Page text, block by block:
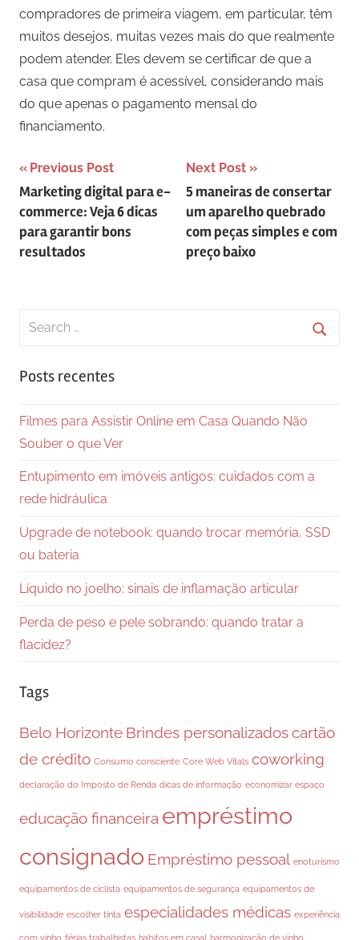
compradores de primeira viagem, em particular, têm
muitos desejos, muitas vezes mais do que realmente
podem atender. Eles devem se certificar de que a
casa que compram é acessível, considerando mais
do que apenas o pagamento mensal do
financiamento.
Navegação
de
Post
Previous Post
Marketing digital para e-
commerce: Veja 6 dicas
para garantir bons
resultados
Next Post
5 maneiras de consertar
um aparelho quebrado
com peças simples e com
preço baixo
Search
Posts recentes
Filmes para Assistir Online em Casa Quando Não
Souber o que Ver
Entupimento em imóveis antigos: cuidados com a
rede hidráulica
Upgrade de notebook: quando trocar memória, SSD
ou bateria
Líquido no joelho: sinais de inflamação articular
Perda de peso e pele sobrando: quando tratar a
flacidez?
Tags
Belo Horizonte Brindes personalizadoscartão
de crédito Consumo consciente Core Web Vitals coworking
declaração do Imposto de Renda dicas de informação economizar espaço
educação financeira empréstimo
consignado Empréstimo pessoal enoturismo
equipamentos de ciclista equipamentos de segurança equipamentos de
visibilidade escolher tinta especialidades médicas experiência
com vinho férias trabalhistas habitos em casal harmonização de vinho